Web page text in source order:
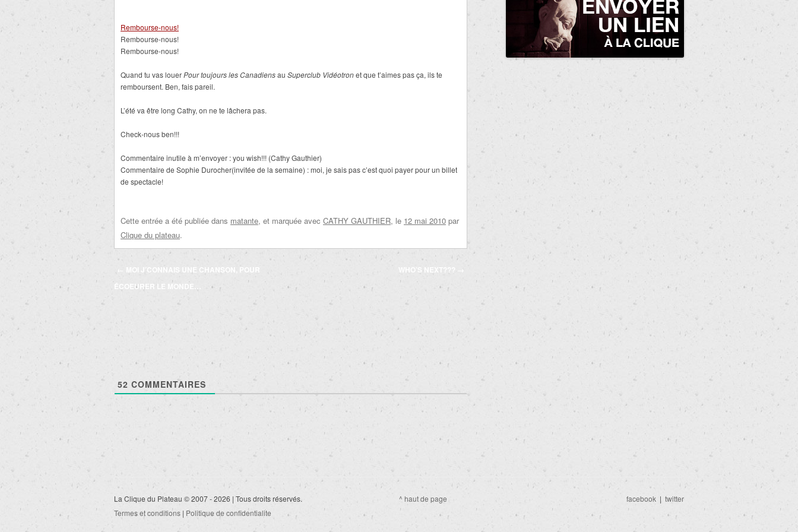
Rembourse-nous!
Rembourse-nous!
Rembourse-nous!
Quand tu vas louerPour toujours les Canadiensau Superclub Vidéotronet que t’aimes pas ça, ils te
remboursent. Ben, fais pareil.
L’été va être long Cathy, on ne te lâchera pas.
Check-nous ben!!!
Commentaire inutile à m’envoyer : you wish!!! (Cathy Gauthier)
Commentaire de Sophie Durocher(invitée de la semaine) : moi, je sais pas c’est quoi payer pour un billet
de spectacle!
Cette entrée a été publiée dans matante, et marquée avec CATHY GAUTHIER, le 12 mai 2010 par
Clique du plateau.
Navigation
des
← MOI J’CONNAIS UNE CHANSON, POUR
ÉCOEURER LE MONDE…
WHO’S NEXT??? →
52 COMMENTAIRES
La Clique du Plateau © 2007 - 2026 | Tous droits réservés.
Termes et conditions | Politique de confidentialite
^ haut de page facebook | twitter